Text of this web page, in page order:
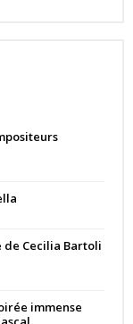
de Cecilia Bartoli
immense